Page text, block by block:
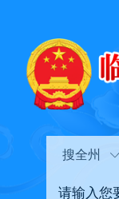
搜全州